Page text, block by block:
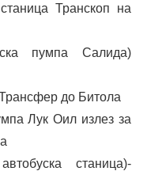
Транскоп на
пумпа Салида)
до Битола
Лук Оил излез за
станица)-